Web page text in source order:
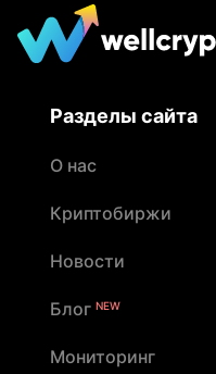
Разделы сайта
О нас
Криптобиржи
Новости
Блог NEW
Мониторинг